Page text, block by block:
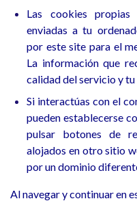
Las cookies
enviadas a tu
por este site para el
La información que
calidad del servicio y
Si interactúas con el
pueden establecerse
pulsar botones de
alojados en otro sitio
por un dominio
Al navegar y continuar en